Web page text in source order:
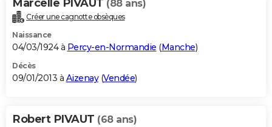
Marcelle PIVAUT (88 ans)
Créer une cagnotte obsèques
Naissance
04/03/1924 à Percy-en-Normandie (Manche)
Décès
09/01/2013 à Aizenay(Vendée)
Robert PIVAUT (68 ans)